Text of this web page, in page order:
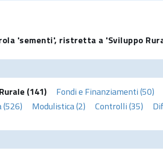
'sementi', ristretta a 'Sviluppo
(141) Fondi e Finanziamenti (50)
Modulistica (2) Controlli (35)